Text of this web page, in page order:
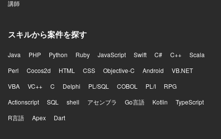
講師
スキルから案件を探す
Java PHP Python Ruby JavaScript Swift C# C++
Scala
Perl
Cocos2d HTML CSS Objective-C Android
VB.NET
VBA
VC++ C Delphi PL/SQL COBOL PL/I
RPG
Actionscript
SQL shell アセンブラ Go言語 Kotlin
TypeScript
R言語
Apex Dart